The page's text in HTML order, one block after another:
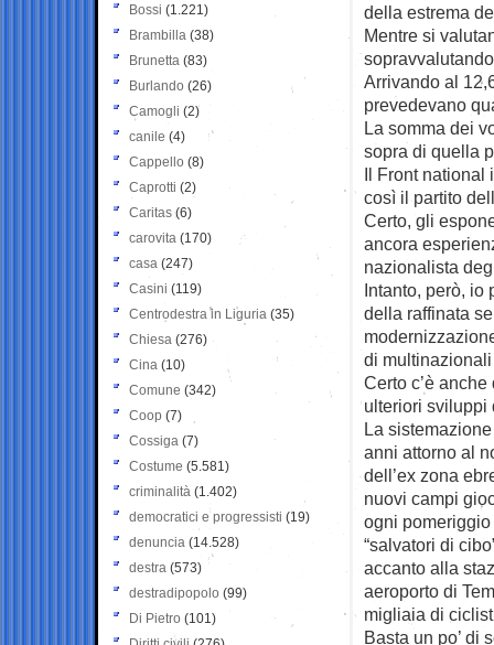
della estrema
Mentre si
Arrivando al
prevedevano
La somma dei
sopra di quella
Il Front national
così il partito
Certo, gli
ancora
nazionalista
Intanto, però, io
della raffinata
di multinazionali
Certo c’è
ulteriori sviluppi
La
anni attorno al
dell’ex zona
nuovi campi
ogni
“salvatori di
accanto alla
aeroporto di
migliaia di
Basta un po’ di
Bossi (1.221)
Brambilla (38)
Brunetta (83)
Burlando (26)
Camogli (2)
canile (4)
Cappello (8)
Caprotti (2)
Caritas (6)
carovita (170)
casa (247)
Casini (119)
Centrodestra in Liguria (35)
Chiesa (276)
Cina (10)
Comune (342)
Coop (7)
Cossiga (7)
Costume (5.581)
criminalità (1.402)
democratici e progressisti (19)
denuncia (14.528)
destra (573)
destradipopolo (99)
Di Pietro (101)